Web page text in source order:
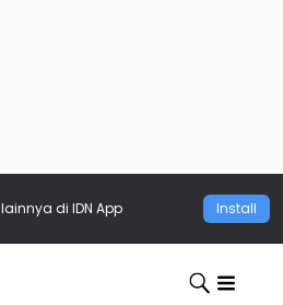
lainnya di IDN App Install